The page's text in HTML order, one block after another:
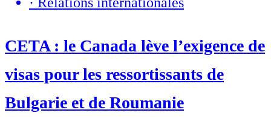
CETA : le Canada lève l’exigence de
visas pour les ressortissants de
Bulgarie et de Roumanie